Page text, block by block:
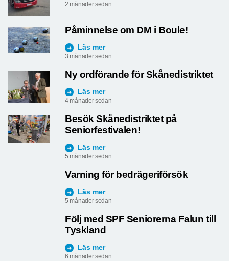
2 månader sedan
Påminnelse om DM i Boule!
Läs mer
3 månader sedan
Ny ordförande för Skånedistriktet
Läs mer
4 månader sedan
Besök Skånedistriktet på
Seniorfestivalen!
Läs mer
5 månader sedan
Varning för bedrägeriförsök
Läs mer
5 månader sedan
Följ med SPF Seniorerna Falun till
Tyskland
Läs mer
6 månader sedan